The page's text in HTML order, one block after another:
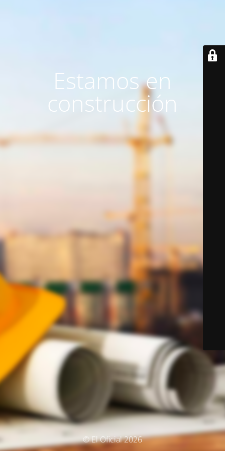
Estamos en
construcción
© El Oficial 2026